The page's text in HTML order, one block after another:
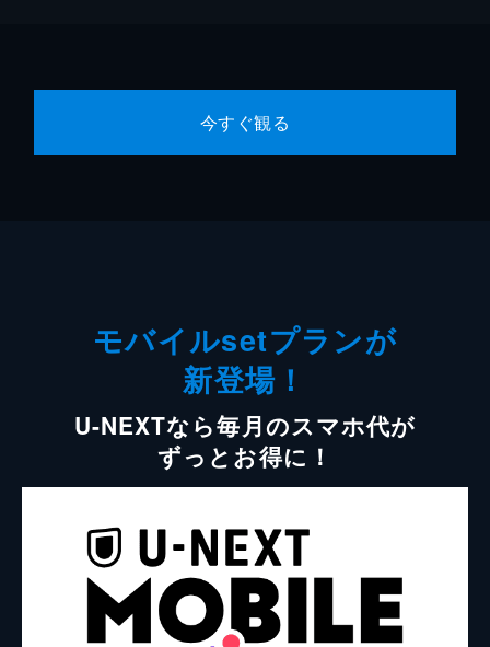
今すぐ観る
モバイルsetプランが
新登場！
U-NEXTなら毎月のスマホ代が
ずっとお得に！